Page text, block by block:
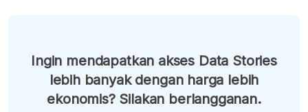
Ingin mendapatkan akses Data Stories
lebih banyak dengan harga lebih
ekonomis? Silakan berlangganan.